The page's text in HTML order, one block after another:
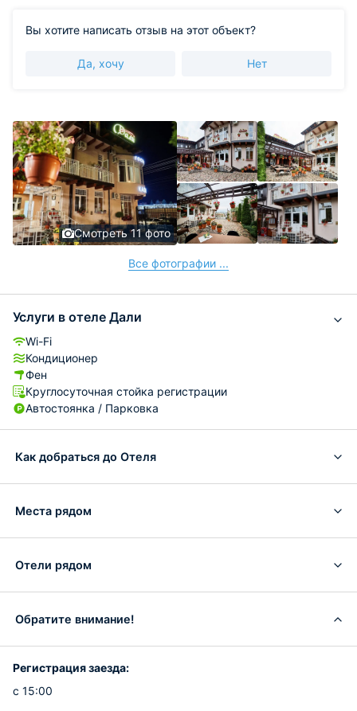
Вы хотите написать отзыв на этот объект?
Да, хочу Нет
Смотреть 11 фото
Все фотографии ...
Услуги в отеле Дали
Wi-Fi
Кондиционер
Фен
Круглосуточная стойка регистрации
Автостоянка / Парковка
Как добраться до Отеля
Места рядом
Отели рядом
Обратите внимание!
Регистрация заезда:
с 15:00